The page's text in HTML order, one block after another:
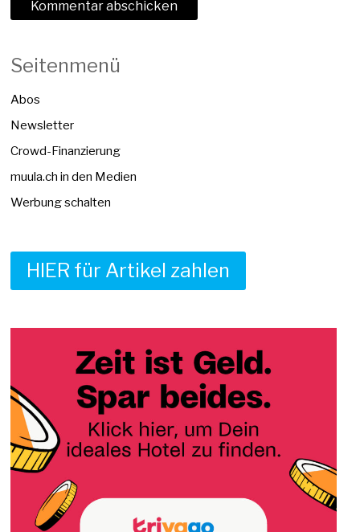
Seitenmenü
Abos
Newsletter
Crowd-Finanzierung
muula.ch in den Medien
Werbung schalten
HIER für Artikel zahlen